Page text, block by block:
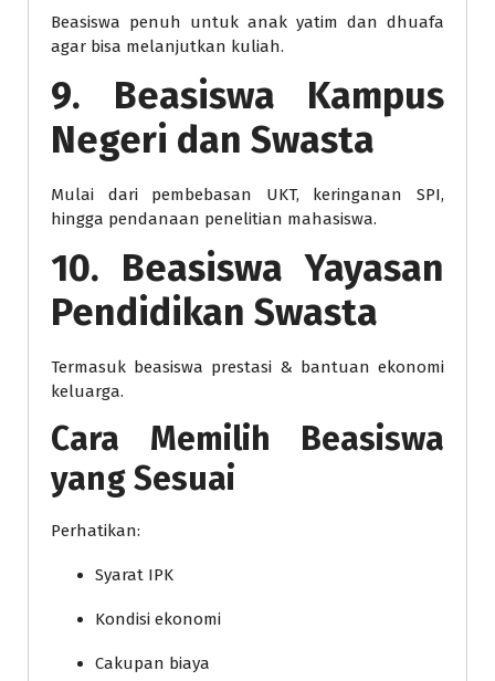
Beasiswa penuh untuk anak yatim dan dhuafa
agar bisa melanjutkan kuliah.
9. Beasiswa Kampus
Negeri dan Swasta
Mulai dari pembebasan UKT, keringanan SPI,
hingga pendanaan penelitian mahasiswa.
10. Beasiswa Yayasan
Pendidikan Swasta
Termasuk beasiswa prestasi & bantuan ekonomi
keluarga.
Cara Memilih Beasiswa
yang Sesuai
Perhatikan:
Syarat IPK
Kondisi ekonomi
Cakupan biaya